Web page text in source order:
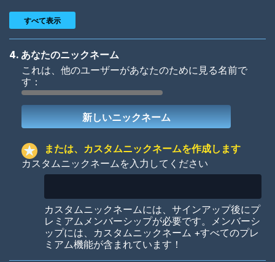
Woof
Colorful
すべて表示
4. あなたのニックネーム
これは、他のユーザーがあなたのために見る名前で
す：
または、カスタムニックネームを作成します
カスタムニックネームを入力してください
カスタムニックネームには、サインアップ後にプ
レミアムメンバーシップが必要です。メンバーシ
ップには、カスタムニックネーム +すべてのプレ
ミアム機能が含まれています！